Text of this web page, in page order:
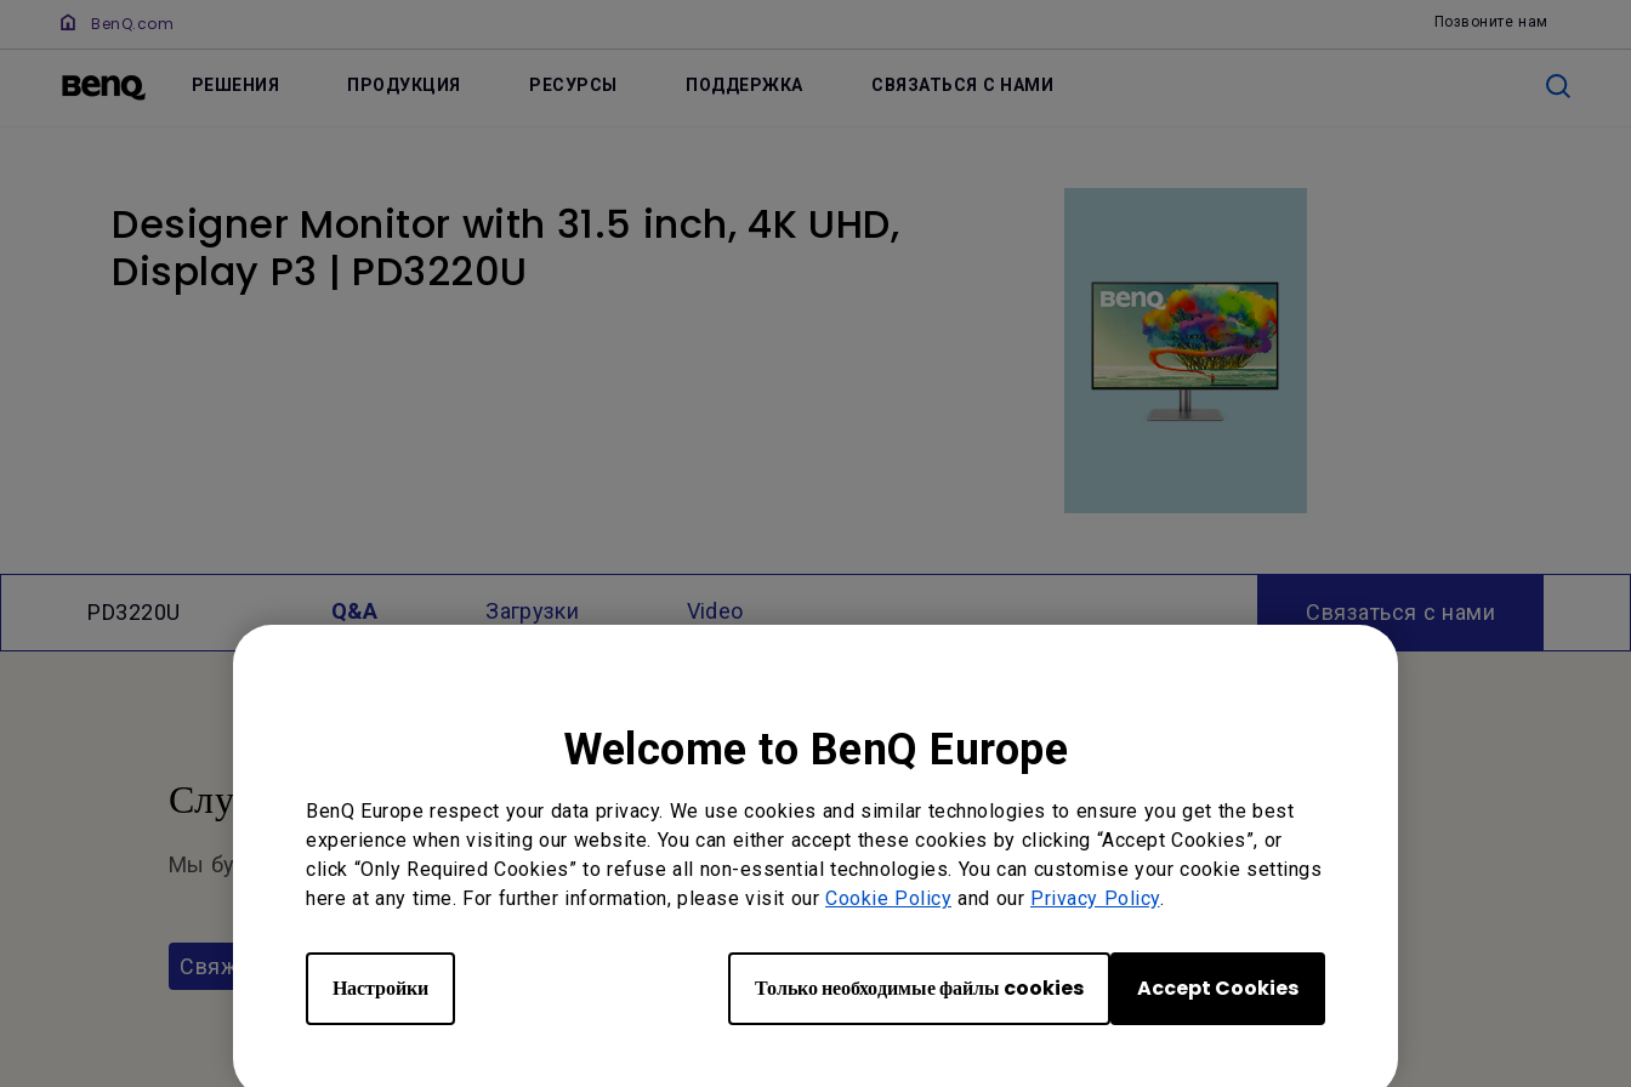
Welcome to BenQ Europe
BenQ Europe respect your data privacy. We use cookies and similar technologies to ensure you get the best
experience when visiting our website. You can either accept these cookies by clicking “Accept Cookies”, or
click “Only Required Cookies” to refuse all non-essential technologies. You can customise your cookie settings
here at any time. For further information, please visit our Cookie Policy and our Privacy Policy.
Настройки Только необходимые файлы cookies Accept Cookies
BenQ.com Позвоните нам
РЕШЕНИЯ ПРОДУКЦИЯ РЕСУРСЫ ПОДДЕРЖКА СВЯЗАТЬСЯ С НАМИ
Designer Monitor with 31.5 inch, 4K UHD,
Display P3 | PD3220U
PD3220U Q&A Загрузки Video Связаться с нами
Служба поддержки
Мы будем рады Вам помочь.
Свяжитесь с нами
Офис BenQ
Представительство компании BenQ
Europe B.V. в ЕАЭС
117198 Москва, Ленинский проспект,